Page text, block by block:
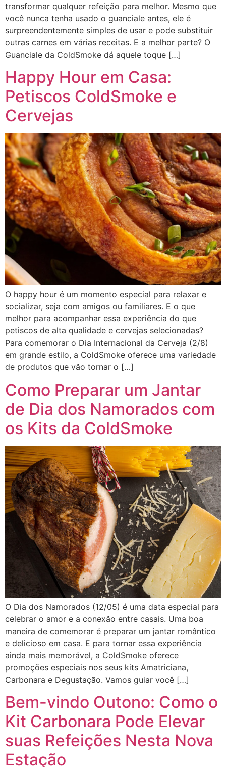
transformar qualquer refeição para melhor. Mesmo que
você nunca tenha usado o guanciale antes, ele é
surpreendentemente simples de usar e pode substituir
outras carnes em várias receitas. E a melhor parte? O
Guanciale da ColdSmoke dá aquele toque […]
Happy Hour em Casa:
Petiscos ColdSmoke e
Cervejas
O happy hour é um momento especial para relaxar e
socializar, seja com amigos ou familiares. E o que
melhor para acompanhar essa experiência do que
petiscos de alta qualidade e cervejas selecionadas?
Para comemorar o Dia Internacional da Cerveja (2/8)
em grande estilo, a ColdSmoke oferece uma variedade
de produtos que vão tornar o […]
Como Preparar um Jantar
de Dia dos Namorados com
os Kits da ColdSmoke
O Dia dos Namorados (12/05) é uma data especial para
celebrar o amor e a conexão entre casais. Uma boa
maneira de comemorar é preparar um jantar romântico
e delicioso em casa. E para tornar essa experiência
ainda mais memorável, a ColdSmoke oferece
promoções especiais nos seus kits Amatriciana,
Carbonara e Degustação. Vamos guiar você […]
Bem-vindo Outono: Como o
Kit Carbonara Pode Elevar
suas Refeições Nesta Nova
Estação